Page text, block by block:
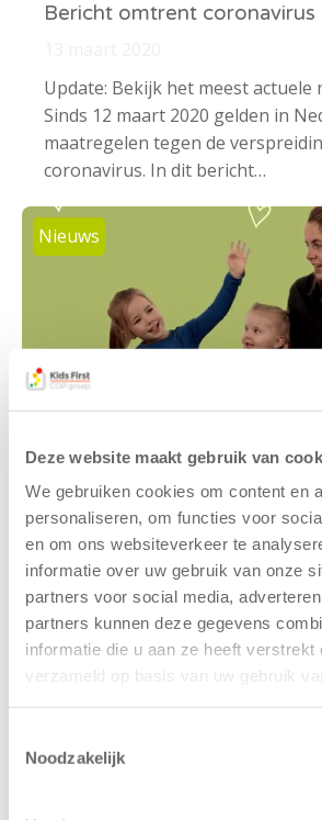
Deze website maakt gebruik van
We gebruiken cookies om content en
personaliseren, om functies voor
en om ons websiteverkeer te
informatie over uw gebruik van onze
partners voor social media,
partners kunnen deze gegevens
informatie die u aan ze heeft verstrekt
verzameld op basis van uw gebruik
Noodzakelijk
Bericht omtrent coronavirus
Update: Bekijk het meest actuele
Sinds 12 maart 2020 gelden in
maatregelen tegen de
coronavirus. In dit bericht…
Nieuws
zonnetje!
4 maart 2020
Samen met Josan en mama zet
Manon van Het Ganzennest in
Ontdek hier wat jij kunt
kinderopvang.
Nieuws